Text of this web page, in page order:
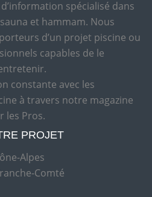
spécialisé dans
et hammam. Nous
d’un projet piscine ou
capables de le
constante avec les
à travers notre magazine
les Pros.
PROJET
Alpes
Comté